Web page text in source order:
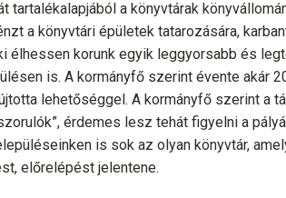
tartalékalapjából a könyvtárak
a könyvtári épületek tatarozására,
élhessen korunk egyik leggyorsabb és
is. A kormányfő szerint évente akár
lehetőséggel. A kormányfő szerint a
érdemes lesz tehát figyelni a
is sok az olyan könyvtár,
előrelépést jelentene.